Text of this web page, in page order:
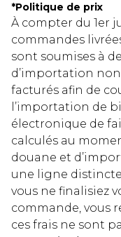
*Politique de prix
À compter du 1er
commandes
sont soumises à
d’importation
facturés afin de
l’importation de
électronique de
calculés au
douane et
une ligne
vous ne finalisiez
commande, vous
ces frais ne sont